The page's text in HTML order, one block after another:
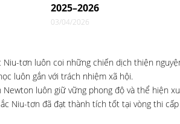
2025–2026
03/04/2026
tơn luôn coi những chiến dịch thiện
luôn gắn với trách nhiệm xã hội.
luôn giữ vững phong độ và thể hiện
Niu-tơn đã đạt thành tích tốt tại vòng thi cấp